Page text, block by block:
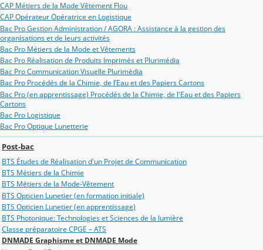
CAP Métiers de la Mode Vêtement Flou
CAP Opérateur Opératrice en Logistique
Bac Pro Gestion Administration / AGORA : Assistance à la gestion des
organisations et de leurs activités
Bac Pro Métiers de la Mode et Vêtements
Bac Pro Réalisation de Produits Imprimés et Plurimédia
Bac Pro Communication Visuelle Plurimédia
Bac Pro Procédés de la Chimie, de l’Eau et des Papiers Cartons
Bac Pro (en apprentissage) Procédés de la Chimie, de l'Eau et des Papiers
Cartons
Bac Pro Logistique
Bac Pro Optique Lunetterie
Post-bac
BTS Études de Réalisation d'un Projet de Communication
BTS Métiers de la Chimie
BTS Métiers de la Mode-Vêtement
BTS Opticien Lunetier (en formation initiale)
BTS Opticien Lunetier (en apprentissage)
BTS Photonique: Technologies et Sciences de la lumière
Classe préparatoire CPGE – ATS
DNMADE Graphisme et DNMADE Mode